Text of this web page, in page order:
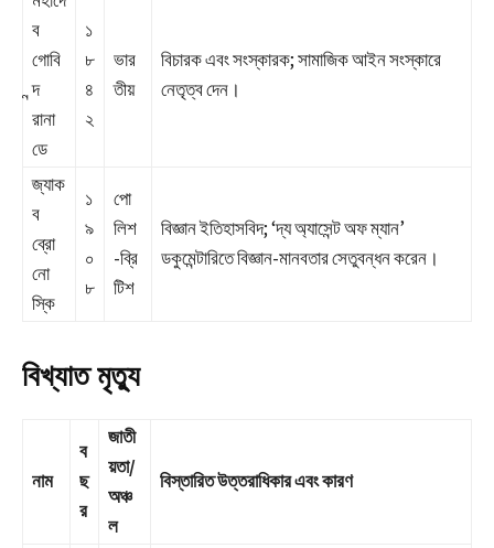
ব
গোবি
ন্দ
রানা
ডে
১
৮
৪
২
ভার
তীয়
বিচারক এবং সংস্কারক; সামাজিক আইন সংস্কারে
নেতৃত্ব দেন।
জ্যাক
ব
ব্রো
নো
স্কি
১
৯
০
৮
পো
লিশ
-ব্রি
টিশ
বিজ্ঞান ইতিহাসবিদ; ‘দ্য অ্যাসেন্ট অফ ম্যান’
ডকুমেন্টারিতে বিজ্ঞান-মানবতার সেতুবন্ধন করেন।
বিখ্যাত মৃত্যু
নাম
ব
ছ
র
জাতী
য়তা/
অঞ্চ
ল
বিস্তারিত উত্তরাধিকার এবং কারণ